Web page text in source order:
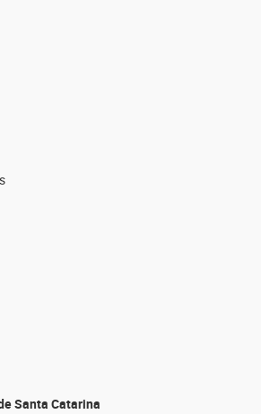
Santa Catarina